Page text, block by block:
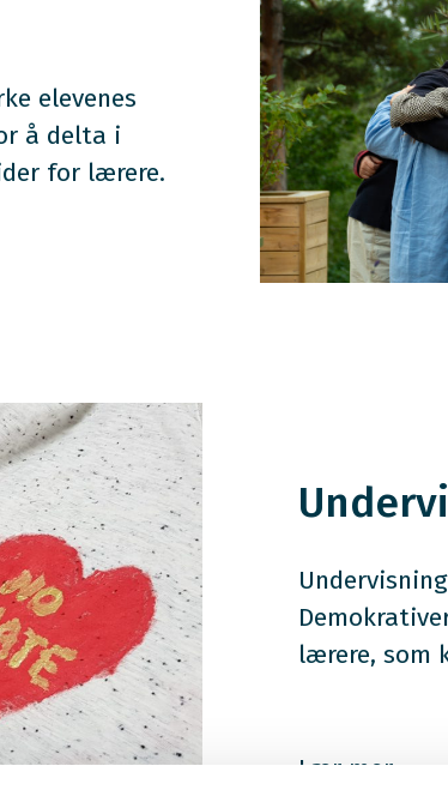
elevenes
å delta i
for lærere.
lærere, som
Lær mer